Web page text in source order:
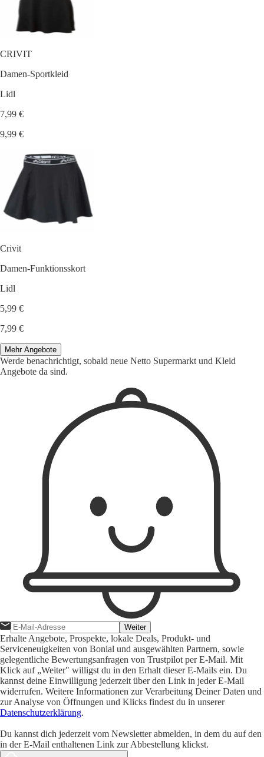
CRIVIT
Damen-Sportkleid
Lidl
7,99 €
9,99 €
Crivit
Damen-Funktionsskort
Lidl
5,99 €
7,99 €
Mehr Angebote
Werde benachrichtigt, sobald neue Netto Supermarkt und Kleid
Angebote da sind.
Weiter
Erhalte Angebote, Prospekte, lokale Deals, Produkt- und
Serviceneuigkeiten von Bonial und ausgewählten Partnern, sowie
gelegentliche Bewertungsanfragen von Trustpilot per E-Mail. Mit
Klick auf „Weiter" willigst du in den Erhalt dieser E-Mails ein. Du
kannst deine Einwilligung jederzeit über den Link in jeder E-Mail
widerrufen. Weitere Informationen zur Verarbeitung Deiner Daten und
zur Analyse von Öffnungen und Klicks findest du in unserer
Datenschutzerklärung.
Du kannst dich jederzeit vom Newsletter abmelden, in dem du auf den
in der E-Mail enthaltenen Link zur Abbestellung klickst.